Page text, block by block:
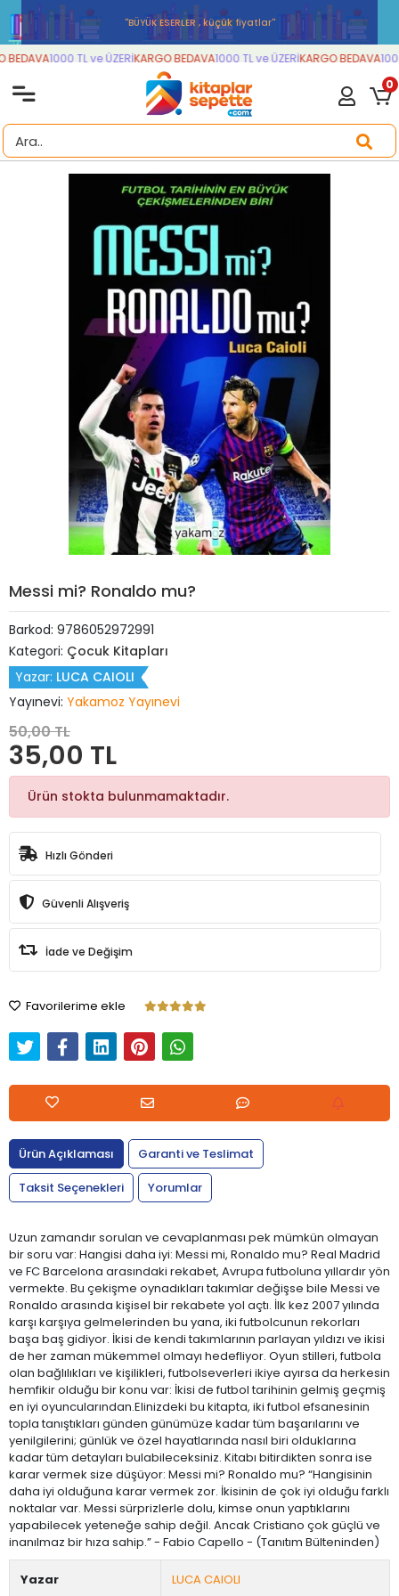
''BÜYÜK ESERLER , küçük fiyatlar''
1000 TL ve ÜZERİKARGO BEDAVA1000 TL ve ÜZERİKARGO BEDAVA
0
Messi mi? Ronaldo mu?
Barkod: 9786052972991
Kategori: Çocuk Kitapları
Yazar: LUCA CAIOLI
Yayınevi: Yakamoz Yayınevi
50,00 TL
35,00 TL
Ürün stokta bulunmamaktadır.
Hızlı Gönderi
Güvenli Alışveriş
İade ve Değişim
Favorilerime ekle
Ürün Açıklaması
Garanti ve Teslimat
Taksit Seçenekleri
Yorumlar
Uzun zamandır sorulan ve cevaplanması pek mümkün olmayan
bir soru var: Hangisi daha iyi: Messi mi, Ronaldo mu? Real Madrid
ve FC Barcelona arasındaki rekabet, Avrupa futboluna yıllardır yön
vermekte. Bu çekişme oynadıkları takımlar değişse bile Messi ve
Ronaldo arasında kişisel bir rekabete yol açtı. İlk kez 2007 yılında
karşı karşıya gelmelerinden bu yana, iki futbolcunun rekorları
başa baş gidiyor. İkisi de kendi takımlarının parlayan yıldızı ve ikisi
de her zaman mükemmel olmayı hedefliyor. Oyun stilleri, futbola
olan bağlılıkları ve kişilikleri, futbolseverleri ikiye ayırsa da herkesin
hemfikir olduğu bir konu var: İkisi de futbol tarihinin gelmiş geçmiş
en iyi oyuncularından.Elinizdeki bu kitapta, iki futbol efsanesinin
topla tanıştıkları günden günümüze kadar tüm başarılarını ve
yenilgilerini; günlük ve özel hayatlarında nasıl biri olduklarına
kadar tüm detayları bulabileceksiniz. Kitabı bitirdikten sonra ise
karar vermek size düşüyor: Messi mi? Ronaldo mu? “Hangisinin
daha iyi olduğuna karar vermek zor. İkisinin de çok iyi olduğu farklı
noktalar var. Messi sürprizlerle dolu, kimse onun yaptıklarını
yapabilecek yeteneğe sahip değil. Ancak Cristiano çok güçlü ve
inanılmaz bir hıza sahip.” - Fabio Capello - (Tanıtım Bülteninden)
Yazar LUCA CAIOLI